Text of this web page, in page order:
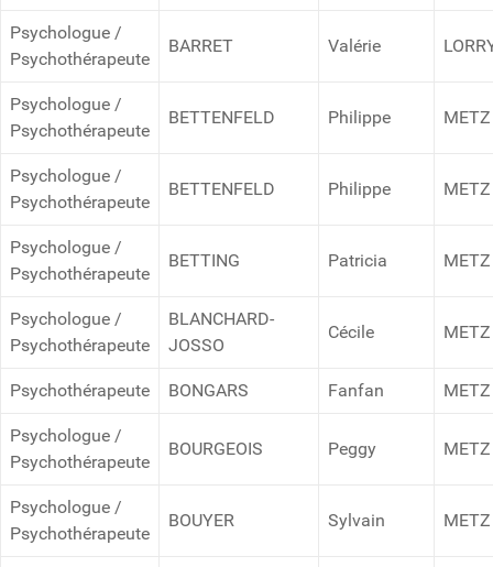
Psychologue /
Psychothérapeute
BARRET Valérie
Psychologue /
Psychothérapeute
BETTENFELD Philippe METZ
Psychologue /
Psychothérapeute
BETTENFELD Philippe METZ
Psychologue /
Psychothérapeute
BETTING Patricia METZ
Psychologue /
Psychothérapeute
BLANCHARD-
JOSSO
Cécile METZ
Psychothérapeute BONGARS Fanfan METZ
Psychologue /
Psychothérapeute
BOURGEOIS Peggy METZ
Psychologue /
Psychothérapeute
BOUYER Sylvain METZ